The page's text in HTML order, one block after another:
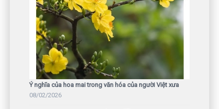
Ý nghĩa của hoa mai trong văn hóa của người Việt xưa
08/02/2026